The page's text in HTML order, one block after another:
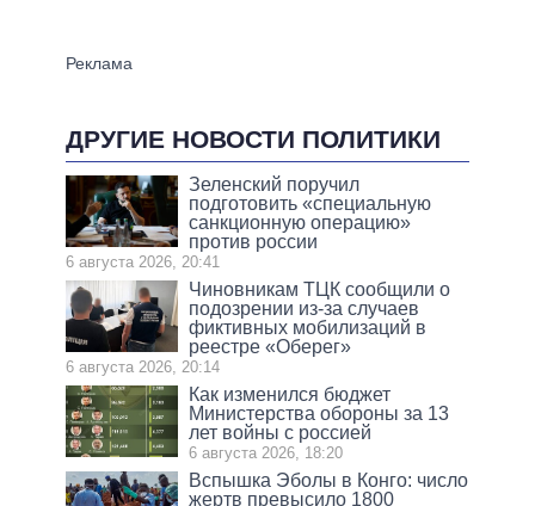
ДРУГИЕ НОВОСТИ ПОЛИТИКИ
Зеленский поручил
подготовить «специальную
санкционную операцию»
против россии
6 августа 2026, 20:41
Чиновникам ТЦК сообщили о
подозрении из-за случаев
фиктивных мобилизаций в
реестре «Оберег»
6 августа 2026, 20:14
Как изменился бюджет
Министерства обороны за 13
лет войны с россией
6 августа 2026, 18:20
Вспышка Эболы в Конго: число
жертв превысило 1800